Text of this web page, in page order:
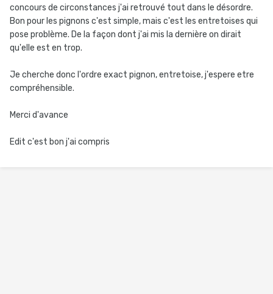
concours de circonstances j'ai retrouvé tout dans le désordre.
Bon pour les pignons c'est simple, mais c'est les entretoises qui
pose problème. De la façon dont j'ai mis la dernière on dirait
qu'elle est en trop.
Je cherche donc l'ordre exact pignon, entretoise, j'espere etre
compréhensible.
Merci d'avance
Edit c'est bon j'ai compris